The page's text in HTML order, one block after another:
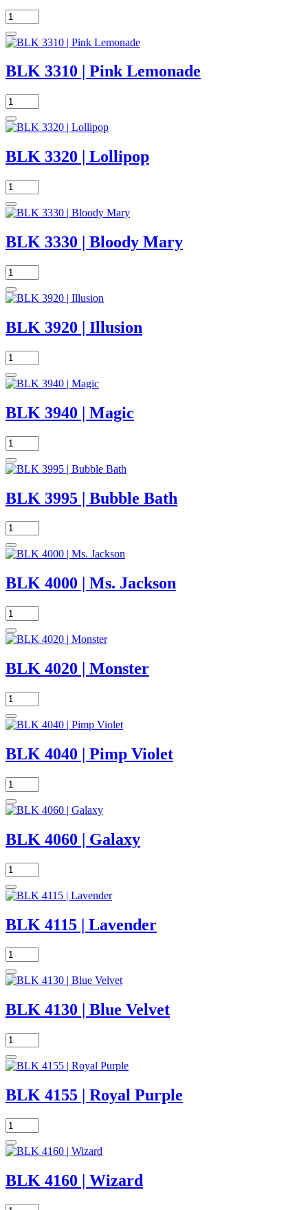
BLK 3310 | Pink Lemonade
BLK 3320 | Lollipop
BLK 3330 | Bloody Mary
BLK 3920 | Illusion
BLK 3940 | Magic
BLK 3995 | Bubble Bath
BLK 4000 | Ms. Jackson
BLK 4020 | Monster
BLK 4040 | Pimp Violet
BLK 4060 | Galaxy
BLK 4115 | Lavender
BLK 4130 | Blue Velvet
BLK 4155 | Royal Purple
BLK 4160 | Wizard